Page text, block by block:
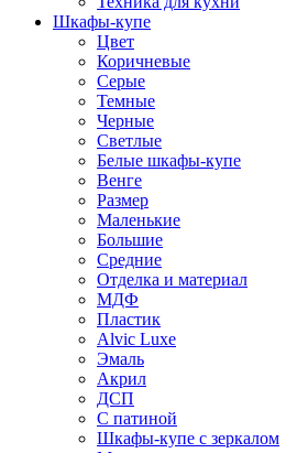
Шкафы-купе
Цвет
Коричневые
Серые
Темные
Черные
Светлые
Белые шкафы-купе
Венге
Размер
Маленькие
Большие
Средние
Отделка и материал
МДФ
Пластик
Alvic Luxe
Эмаль
Акрил
ДСП
С патиной
Шкафы-купе с зеркалом